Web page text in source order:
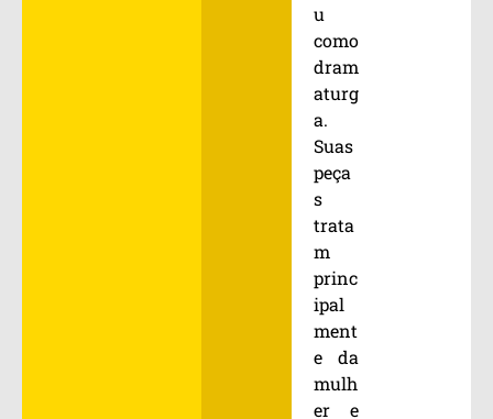
u
como
dram
aturg
a.
Suas
peça
s
trata
m
princ
ipal
ment
e da
mulh
er e